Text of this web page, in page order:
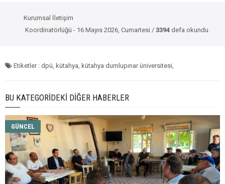
Haberi Paylaş
Etiketler : dpü, kütahya, kütahya dumlupınar üniversitesi,
BU KATEGORIDEKI DIĞER HABERLER
GÜNCEL